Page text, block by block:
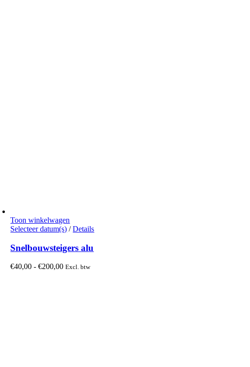
Toon winkelwagen
Selecteer datum(s) Dit
heeft
meerdere
variaties.
/ Details
Snelbouwsteigers alu
€40,00 - €200,00Prijsklasse:
Excl. btw